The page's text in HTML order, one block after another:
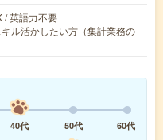
/ 英語力不要
ル活かしたい方（集計業務の
40代 50代
60代